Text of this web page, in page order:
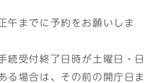
午までに予約をお願いしま
続受付終了日時が土曜日・日
る場合は、その前の開庁日ま